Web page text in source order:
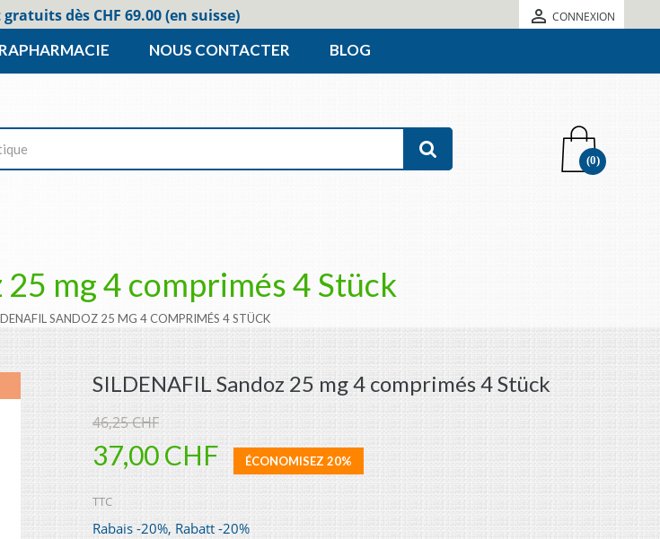
 CONNEXION
dès CHF 69.00 (en suisse)
NOUS CONTACTER BLOG
(0)
25 mg 4 comprimés 4 Stück
SANDOZ 25 MG 4 COMPRIMÉS 4 STÜCK
SILDENAFIL Sandoz 25 mg 4 comprimés 4 Stück
46,25 CHF
37,00 CHF ÉCONOMISEZ 20%
TTC
Rabais -20%, Rabatt -20%